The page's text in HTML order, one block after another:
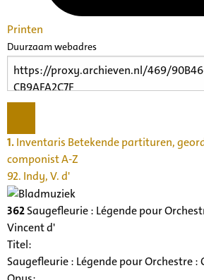
Printen
Duurzaam webadres
1.Inventaris Betekende partituren,
componist A-Z
92. Indy, V. d'
362Saugefleurie : Légende pour
Vincent d'
Titel:
Saugefleurie : Légende pour Orchestre :